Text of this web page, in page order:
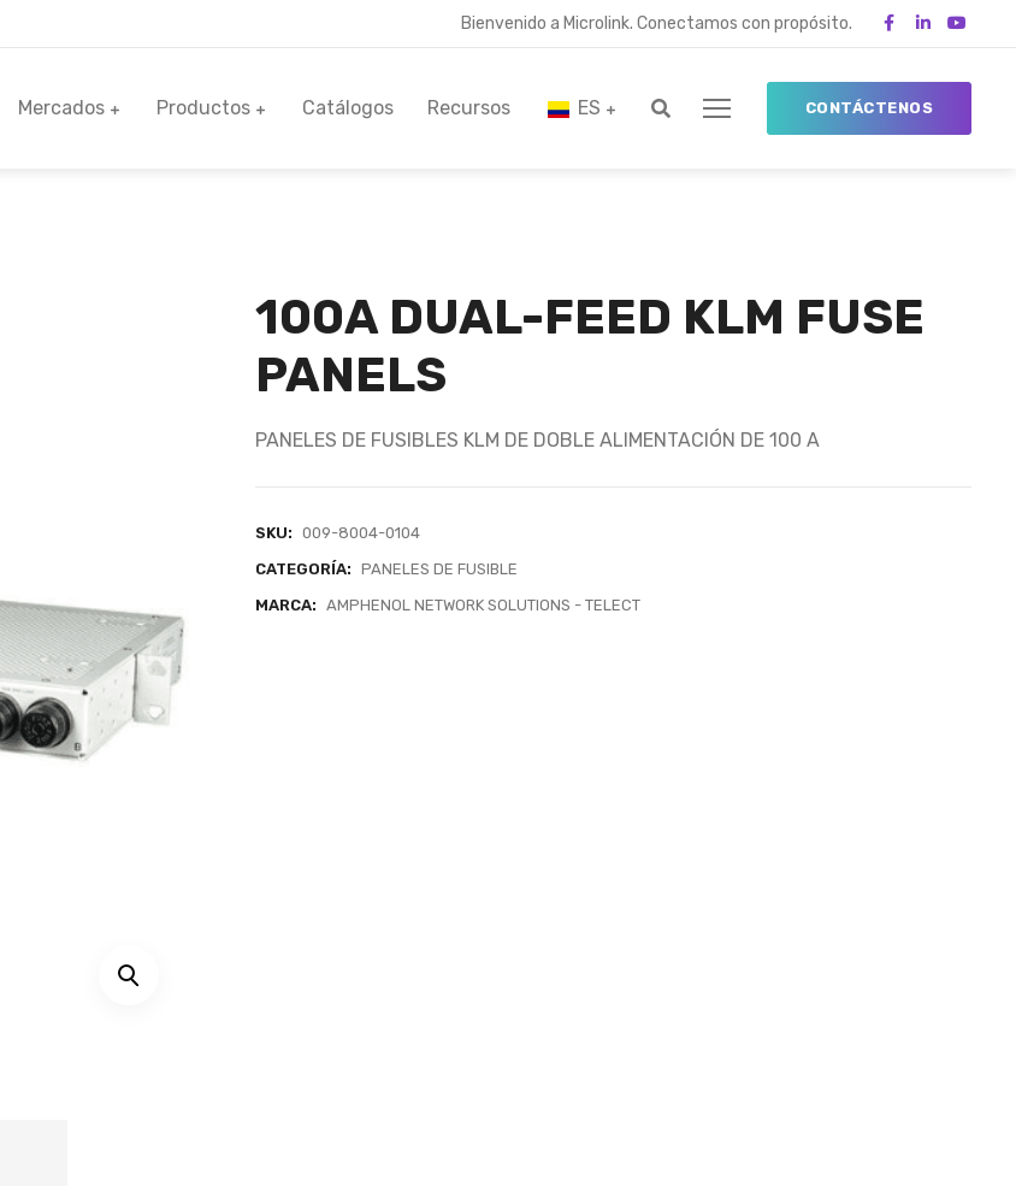
Bienvenido a Microlink. Conectamos con propósito.
Mercados Productos Catálogos Recursos ES CONTÁCTENOS
100A DUAL-FEED KLM FUSE
PANELS
PANELES DE FUSIBLES KLM DE DOBLE ALIMENTACIÓN DE 100 A
SKU: 009-8004-0104
CATEGORÍA: PANELES DE FUSIBLE
MARCA: AMPHENOL NETWORK SOLUTIONS - TELECT